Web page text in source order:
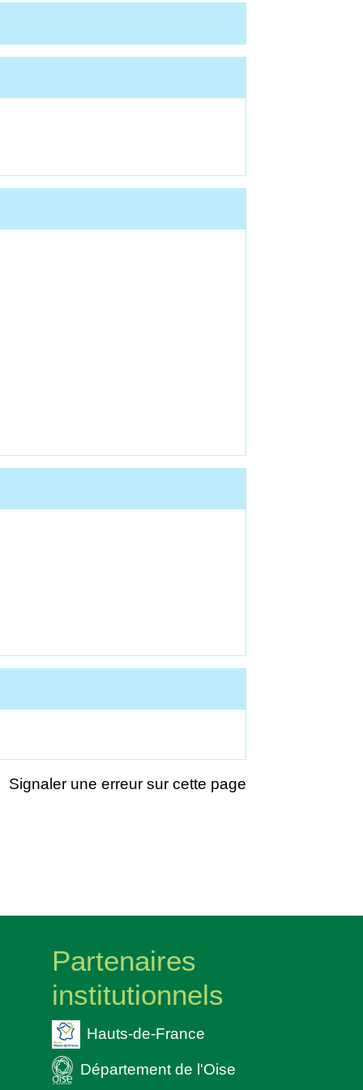
Signaler une erreur sur cette page
Partenaires
institutionnels
Hauts-de-France
Département de l'Oise